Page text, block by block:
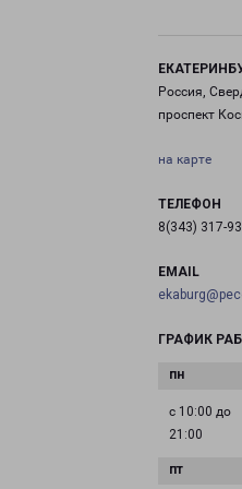
Россия,
проспект
на карте
ТЕЛЕФОН
8(343) 317-
EMAIL
ГРАФИК
с 10:00 до
21:00